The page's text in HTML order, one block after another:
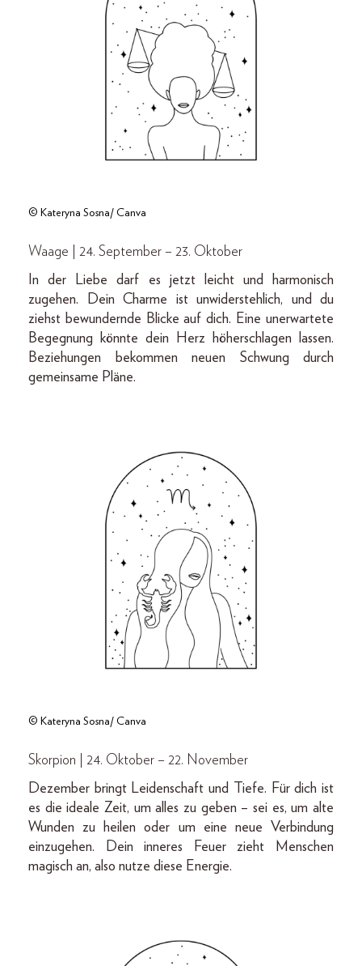
© Kateryna Sosna/ Canva
Waage | 24. September – 23. Oktober
In der Liebe darf es jetzt leicht und harmonisch
zugehen. Dein Charme ist unwiderstehlich, und du
ziehst bewundernde Blicke auf dich. Eine unerwartete
Begegnung könnte dein Herz höherschlagen lassen.
Beziehungen bekommen neuen Schwung durch
gemeinsame Pläne.
© Kateryna Sosna/ Canva
Skorpion | 24. Oktober – 22. November
Dezember bringt Leidenschaft und Tiefe. Für dich ist
es die ideale Zeit, um alles zu geben – sei es, um alte
Wunden zu heilen oder um eine neue Verbindung
einzugehen. Dein inneres Feuer zieht Menschen
magisch an, also nutze diese Energie.